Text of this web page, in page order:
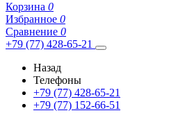
Корзина 0
Избранное 0
Сравнение 0
+79 (77) 428-65-21
Назад
Телефоны
+79 (77) 428-65-21
+79 (77) 152-66-51